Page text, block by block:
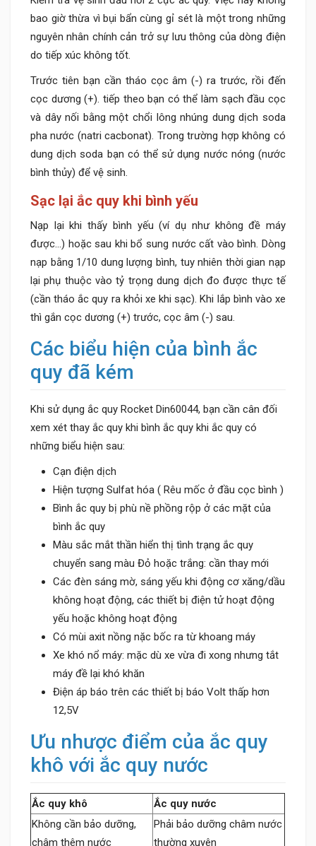
bao giờ thừa vì bụi bẩn cùng gỉ sét là một trong những
nguyên nhân chính cản trở sự lưu thông của dòng điện
do tiếp xúc không tốt.
Trước tiên bạn cần tháo cọc âm (-) ra trước, rồi đến
cọc dương (+). tiếp theo bạn có thể làm sạch đầu cọc
và dây nối bằng một chổi lông nhúng dung dịch soda
pha nước (natri cacbonat). Trong trường hợp không có
dung dịch soda bạn có thể sử dụng nước nóng (nước
bình thủy) để vệ sinh.
Sạc lại ắc quy khi bình yếu
Nạp lại khi thấy bình yếu (ví dụ như không đề máy
được…) hoặc sau khi bổ sung nước cất vào bình. Dòng
nạp bằng 1/10 dung lượng bình, tuy nhiên thời gian nạp
lại phụ thuộc vào tỷ trọng dung dịch đo được thực tế
(cần tháo ắc quy ra khỏi xe khi sạc). Khi lắp bình vào xe
thì gắn cọc dương (+) trước, cọc âm (-) sau.
Các biểu hiện của bình ắc
quy đã kém
Khi sử dụng ắc quy Rocket Din60044, bạn cần cân đối
xem xét thay ắc quy khi bình ắc quy khi ắc quy có
những biểu hiện sau:
Cạn điện dịch
Hiện tượng Sulfat hóa ( Rêu mốc ở đầu cọc bình )
Bình ắc quy bị phù nề phồng rộp ở các mặt của
bình ắc quy
Màu sắc mắt thần hiển thị tình trạng ắc quy
chuyển sang màu Đỏ hoặc trắng: cần thay mới
Các đèn sáng mờ, sáng yếu khi động cơ xăng/dầu
không hoạt động, các thiết bị điện tử hoạt động
yếu hoặc không hoạt động
Có mùi axit nồng nặc bốc ra từ khoang máy
Xe khó nổ máy: mặc dù xe vừa đi xong nhưng tắt
máy đề lại khó khăn
Điện áp báo trên các thiết bị báo Volt thấp hơn
12,5V
Ưu nhược điểm của ắc quy
khô với ắc quy nước
Ắc quy khô
Ắc quy nước
Không cần bảo dưỡng,
châm thêm nước
Phải bảo dưỡng châm nước
thường xuyên